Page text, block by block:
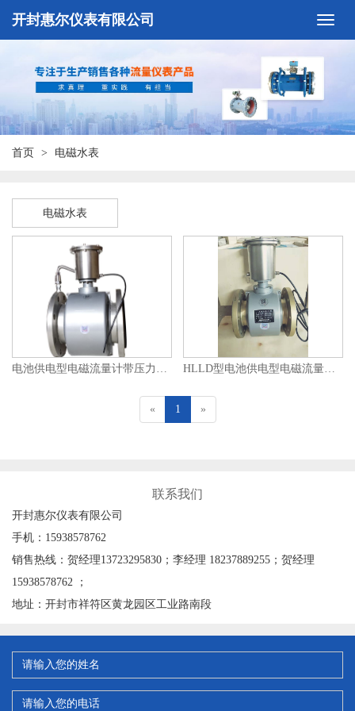
开封惠尔仪表有限公司
首页 电磁水表
电磁水表
« 1 »
联系我们
开封惠尔仪表有限公司
手机：15938578762
销售热线：贺经理13723295830；李经理 18237889255；贺经理
15938578762 ；
地址：开封市祥符区黄龙园区工业路南段